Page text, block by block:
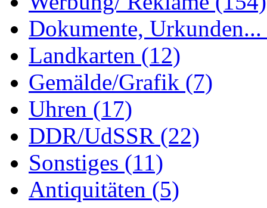
Dokumente, Urkunden...
Landkarten (12)
Gemälde/Grafik (7)
Uhren (17)
DDR/UdSSR (22)
Sonstiges (11)
Antiquitäten (5)